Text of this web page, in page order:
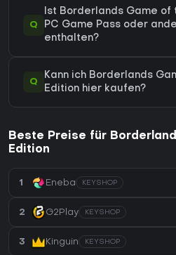
Q
Ist Borderlands Game of
PC Game Pass oder
enthalten?
Q
Kann ich Borderlands
Edition hier kaufen?
Beste Preise für
Edition
1 Eneba KEYSHOP
2 G2Play KEYSHOP
3 Kinguin KEYSHOP